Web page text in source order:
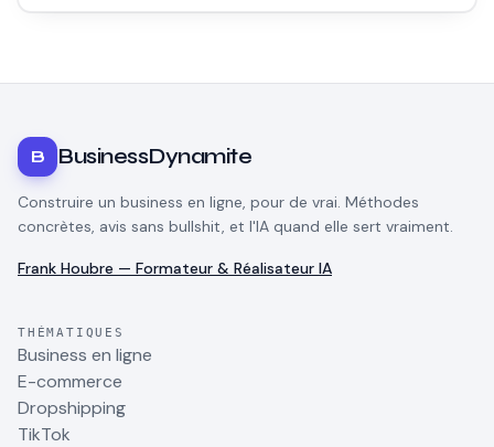
B BusinessDynamite
Construire un business en ligne, pour de vrai. Méthodes
concrètes, avis sans bullshit, et l'IA quand elle sert vraiment.
Frank Houbre — Formateur & Réalisateur IA
THÉMATIQUES
Business en ligne
E-commerce
Dropshipping
TikTok